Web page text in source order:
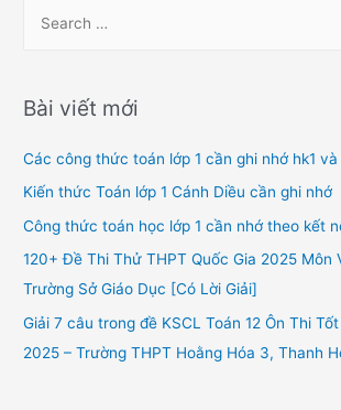
r
h
f
o
Bài viết mới
Các công thức toán lớp 1 cần ghi nhớ hk1 và
Kiến thức Toán lớp 1 Cánh Diều cần ghi nhớ
Công thức toán học lớp 1 cần nhớ theo kết
120+ Đề Thi Thử THPT Quốc Gia 2025 Môn
Trường Sở Giáo Dục [Có Lời Giải]
Giải 7 câu trong đề KSCL Toán 12 Ôn Thi
2025 – Trường THPT Hoằng Hóa 3, Thanh